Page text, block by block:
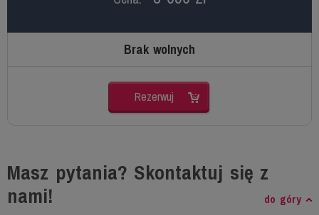
Brak wolnych
Rezerwuj
Masz pytania? Skontaktuj się z
nami!
do góry